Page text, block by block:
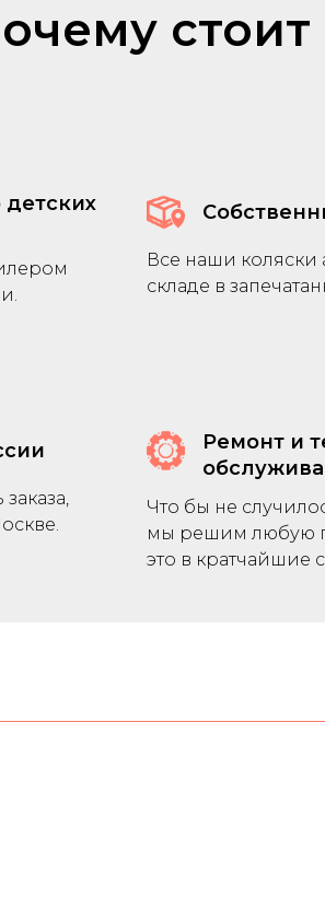
стоит
Все наши коляски
складе в
Ремонт и
Что бы не
мы решим любую
это в кратчайшие